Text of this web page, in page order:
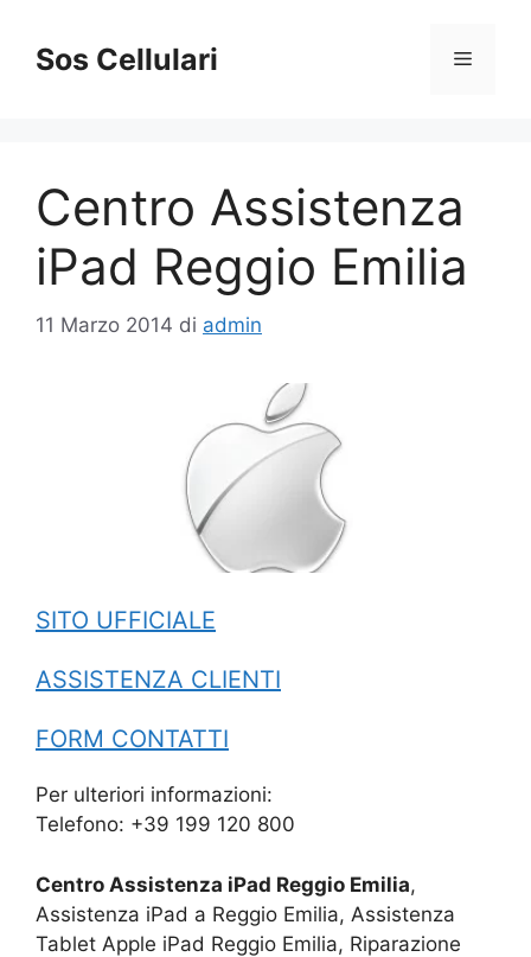
contenuto
Sos Cellulari Menu
Centro Assistenza
iPad Reggio Emilia
11 Marzo 2014 di admin
SITO UFFICIALE
ASSISTENZA CLIENTI
FORM CONTATTI
Per ulteriori informazioni:
Telefono: +39 199 120 800
Centro Assistenza iPad Reggio Emilia,
Assistenza iPad a Reggio Emilia, Assistenza
Tablet Apple iPad Reggio Emilia, Riparazione